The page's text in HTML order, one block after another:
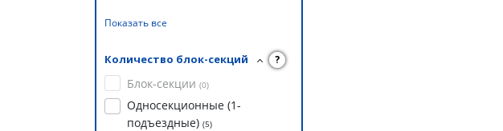
Показать все
Количество блок-секций ?
Блок-секции (0)
Односекционные (1-
подъездные) (5)